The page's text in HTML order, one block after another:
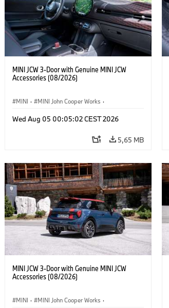
MINI JCW 3-Door with Genuine MINI JCW
Accessories (08/2026)
MINI · MINI John Cooper Works ·
Wed Aug 05 00:05:02 CEST 2026
5,65 MB
MINI JCW 3-Door with Genuine MINI JCW
Accessories (08/2026)
MINI · MINI John Cooper Works ·